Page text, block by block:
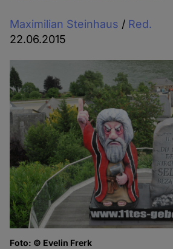
Maximilian Steinhaus / Red.
22.06.2015
Foto: © Evelin Frerk